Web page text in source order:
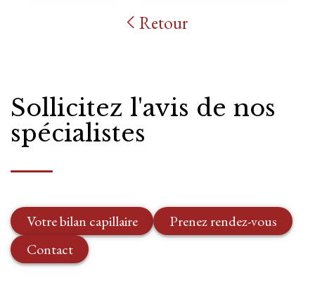
Retour
Sollicitez l'avis de nos
spécialistes
Votre bilan capillaire
Prenez rendez-vous
Contact